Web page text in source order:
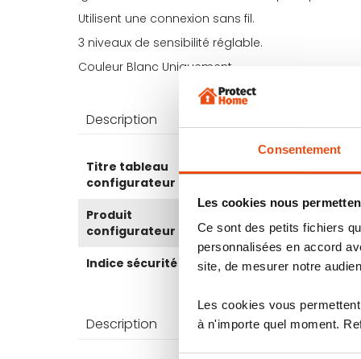
Consentement
Les cookies nous
Ce sont des petits fichiers
personnalisées en accord
site, de mesurer notre
Les cookies vous
à n'importe quel moment.
Utilisent une connexion sans fil.
3 niveaux de sensibilité réglable.
Couleur Blanc Uniquement
Description
Plus
d’information
Titre tableau
configurateur
Produit
configurateur
Indice sécurité 10
Description